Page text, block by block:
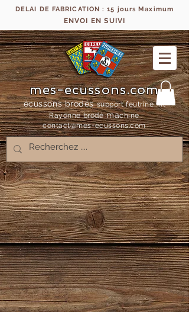
DELAI DE FABRICATION : 15 jours Maximum
ENVOI EN SUIVI
mes-ecussons.com
écussons brodés support feutrine, fil
Rayonne brodémachine
contact@mes-ecussons.com